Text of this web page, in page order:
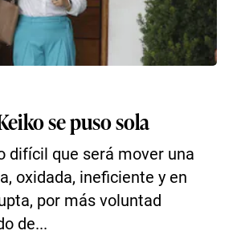
se puso sola
difícil que será mover una
oxidada, ineficiente y en
por más voluntad
de...